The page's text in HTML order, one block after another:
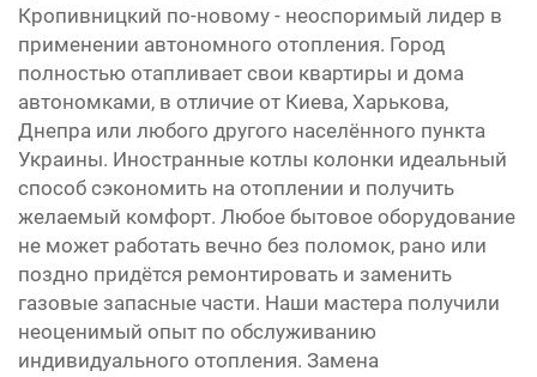
Кропивницкий по-новому - неоспоримый лидер в
применении автономного отопления. Город
полностью отапливает свои квартиры и дома
автономками, в отличие от Киева, Харькова,
Днепра или любого другого населённого пункта
Украины. Иностранные котлы колонки идеальный
способ сэкономить на отоплении и получить
желаемый комфорт. Любое бытовое оборудование
не может работать вечно без поломок, рано или
поздно придётся ремонтировать и заменить
газовые запасные части. Наши мастера получили
неоценимый опыт по обслуживанию
индивидуального отопления. Замена